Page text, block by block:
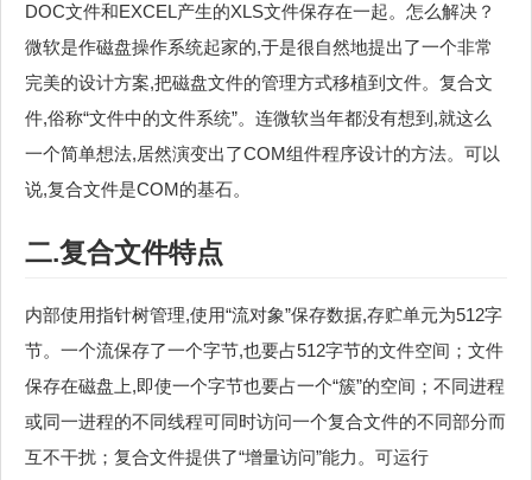
DOC文件和EXCEL产生的XLS文件保存在一起。怎么解决？
微软是作磁盘操作系统起家的,于是很自然地提出了一个非常
完美的设计方案,把磁盘文件的管理方式移植到文件。复合文
件,俗称“文件中的文件系统”。连微软当年都没有想到,就这么
一个简单想法,居然演变出了COM组件程序设计的方法。可以
说,复合文件是COM的基石。
二.复合文件特点
内部使用指针树管理,使用“流对象”保存数据,存贮单元为512字
节。一个流保存了一个字节,也要占512字节的文件空间；文件
保存在磁盘上,即使一个字节也要占一个“簇”的空间；不同进程
或同一进程的不同线程可同时访问一个复合文件的不同部分而
互不干扰；复合文件提供了“增量访问”能力。可运行